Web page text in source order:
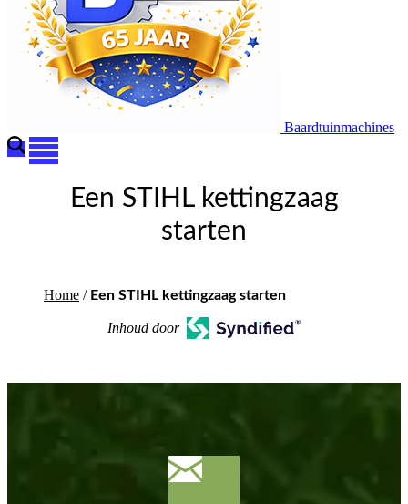
Baardtuinmachines
Een STIHL kettingzaag
starten
Home / Een STIHL kettingzaag starten
Inhoud door